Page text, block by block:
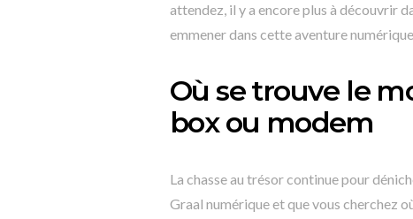
attendez, il y a encore plus à découvrir
emmener dans cette aventure
Où se trouve le
box ou modem
La chasse au trésor continue pour
Graal numérique et que vous cherchez